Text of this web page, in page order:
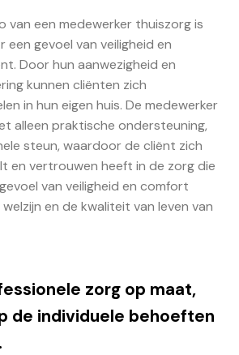
van een medewerker thuiszorg is
een gevoel van veiligheid en
Door hun aanwezigheid en
kunnen cliënten zich
in hun eigen huis. De medewerker
alleen praktische ondersteuning,
steun, waardoor de cliënt zich
en vertrouwen heeft in de zorg die
van veiligheid en comfort
en de kwaliteit van leven van
zorg op maat,
de individuele behoeften